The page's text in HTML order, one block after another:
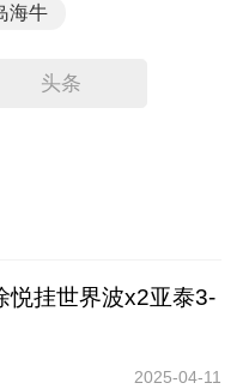
海牛
头条
悦挂世界波x2亚泰3-
2025-04-11